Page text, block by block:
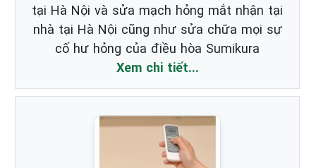
tại Hà Nội và sửa mạch hỏng mắt nhận tại
nhà tại Hà Nội cũng như sửa chữa mọi sự
cố hư hỏng của điều hòa Sumikura
Xem chi tiết...